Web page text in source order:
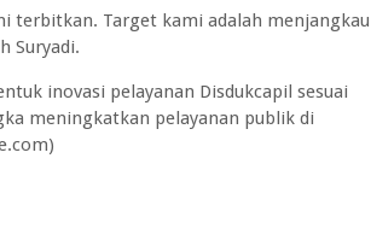
terbitkan. Target kami adalah menjangkau
Suryadi.
inovasi pelayanan Disdukcapil sesuai
meningkatkan pelayanan publik di